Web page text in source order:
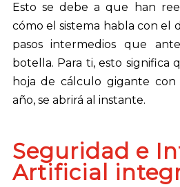
Esto se debe a que han
cómo el sistema habla con el
pasos intermedios que
botella. Para ti, esto significa
hoja de cálculo gigante con
año, se abrirá al instante.
Seguridad e
Artificial